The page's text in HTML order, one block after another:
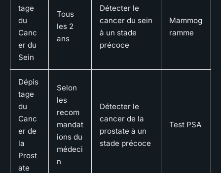
tage
du
Canc
er du
Sein
Tous
les 2
ans
Détecter le
cancer du sein
à un stade
précoce
Mammog
ramme
Dépis
tage
du
Canc
er de
la
Prost
ate
Selon
les
recom
mandat
ions du
médeci
n
Détecter le
cancer de la
prostate à un
stade précoce
Test PSA